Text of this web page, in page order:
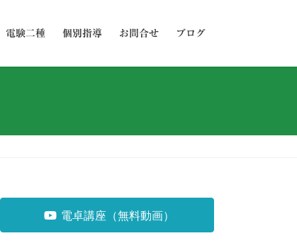
電験二種 個別指導 お問合せ ブログ
電卓講座（無料動画）